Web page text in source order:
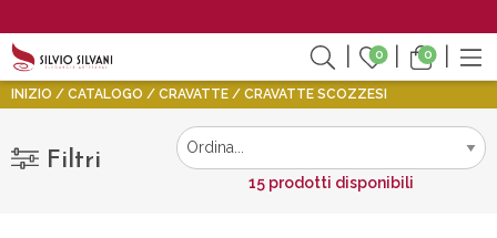
0 0
INIZIO CATALOGO CRAVATTE CRAVATTE SCOZZESI
Filtri
15 prodotti disponibili